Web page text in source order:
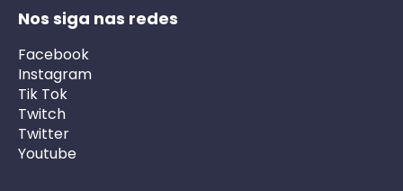
Nos siga nas redes
Facebook
Instagram
Tik Tok
Twitch
Twitter
Youtube